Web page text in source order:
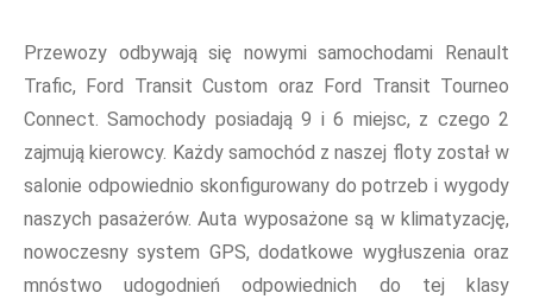
Przewozy odbywają się nowymi samochodami Renault
Trafic, Ford Transit Custom oraz Ford Transit Tourneo
Connect. Samochody posiadają 9 i 6 miejsc, z czego 2
zajmują kierowcy. Każdy samochód z naszej floty został w
salonie odpowiednio skonfigurowany do potrzeb i wygody
naszych pasażerów. Auta wyposażone są w klimatyzację,
nowoczesny system GPS, dodatkowe wygłuszenia oraz
mnóstwo udogodnień odpowiednich do tej klasy